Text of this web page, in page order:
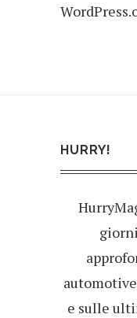
HURRY!
e sulle